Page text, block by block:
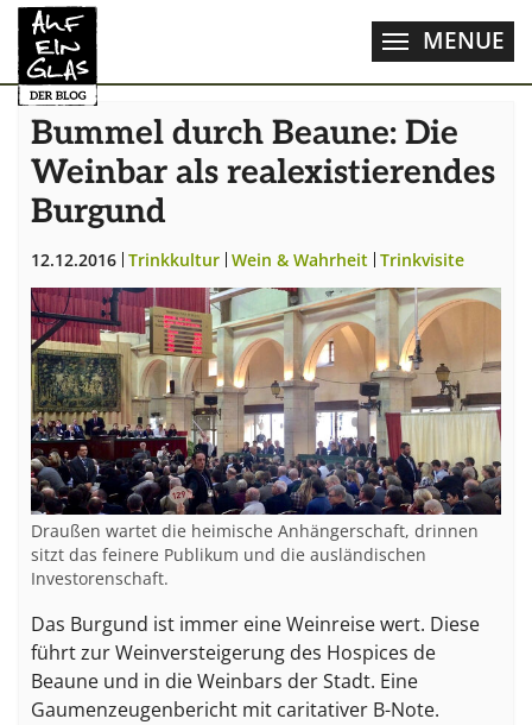
Zum Hauptinhalt springen
MENUE
Bummel durch Beaune: Die
Weinbar als realexistierendes
Burgund
12.12.2016 Trinkkultur Wein & Wahrheit Trinkvisite
Draußen wartet die heimische Anhängerschaft, drinnen
sitzt das feinere Publikum und die ausländischen
Investorenschaft.
Das Burgund ist immer eine Weinreise wert. Diese
führt zur Weinversteigerung des Hospices de
Beaune und in die Weinbars der Stadt. Eine
Gaumenzeugenbericht mit caritativer B-Note.